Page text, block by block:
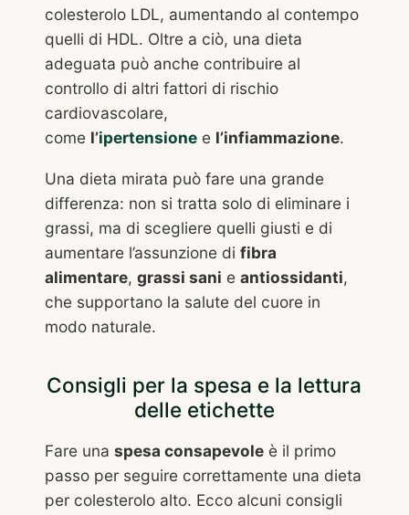
colesterolo LDL, aumentando al contempo
quelli di HDL. Oltre a ciò, una dieta
adeguata può anche contribuire al
controllo di altri fattori di rischio
cardiovascolare,
come l’ipertensionee l’infiammazione.
Una dieta mirata può fare una grande
differenza: non si tratta solo di eliminare i
grassi, ma di scegliere quelli giusti e di
aumentare l’assunzione di fibra
alimentare, grassi sani e antiossidanti,
che supportano la salute del cuore in
modo naturale.
Consigli per la spesa e la lettura
delle etichette
Fare una spesa consapevoleè il primo
passo per seguire correttamente una dieta
per colesterolo alto. Ecco alcuni consigli